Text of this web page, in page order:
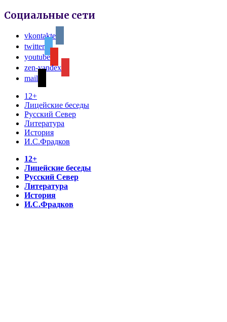
Социальные сети
vkontakte
twitter
youtube
zen-yandex
mail
12+
Лицейские беседы
Русский Север
Литература
История
И.С.Фрадков
12+
Лицейские беседы
Русский Север
Литература
История
И.С.Фрадков